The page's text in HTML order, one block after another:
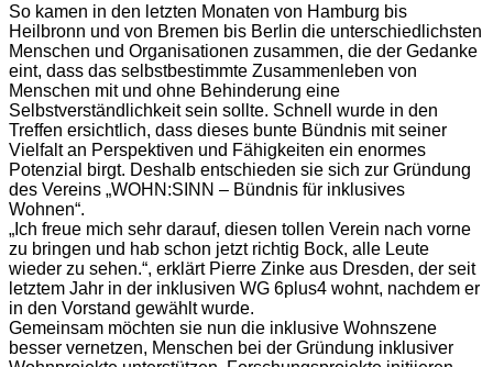
So kamen in den letzten Monaten von Hamburg bis
Heilbronn und von Bremen bis Berlin die unterschiedlichsten
Menschen und Organisationen zusammen, die der Gedanke
eint, dass das selbstbestimmte Zusammenleben von
Menschen mit und ohne Behinderung eine
Selbstverständlichkeit sein sollte. Schnell wurde in den
Treffen ersichtlich, dass dieses bunte Bündnis mit seiner
Vielfalt an Perspektiven und Fähigkeiten ein enormes
Potenzial birgt. Deshalb entschieden sie sich zur Gründung
des Vereins „WOHN:SINN – Bündnis für inklusives
Wohnen“.
„Ich freue mich sehr darauf, diesen tollen Verein nach vorne
zu bringen und hab schon jetzt richtig Bock, alle Leute
wieder zu sehen.“, erklärt Pierre Zinke aus Dresden, der seit
letztem Jahr in der inklusiven WG 6plus4 wohnt, nachdem er
in den Vorstand gewählt wurde.
Gemeinsam möchten sie nun die inklusive Wohnszene
besser vernetzen, Menschen bei der Gründung inklusiver